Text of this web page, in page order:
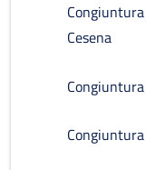
Cesena